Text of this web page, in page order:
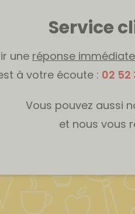
Service
une réponse immédiate
à votre écoute : 02 52
Vous pouvez aussi
et nous vous